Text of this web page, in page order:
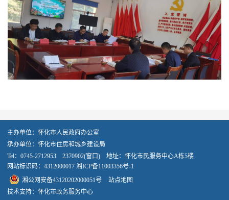
主办单位：怀化市人民政府办公室
承办单位：怀化市住房和城乡建设局
Tel：0745-2712953 2370902(窗口) 地址：怀化市民服务中心A栋5楼
网站标识码：4312000017 湘ICP备11003356号-1
湘公网安备43120202000051号
站点地图
技术支持：怀化市政务服务中心